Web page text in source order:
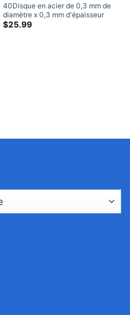
40Disque en acier de 0,3 mm de
diamètre x 0,3 mm d'épaisseur
avec plaques de frappe rondes en
$25.99